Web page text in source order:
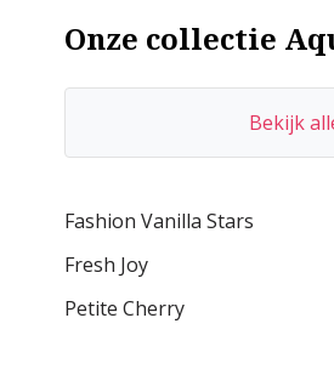
Onze collectie
Bekijk
Fashion Vanilla Stars
Fresh Joy
Petite Cherry